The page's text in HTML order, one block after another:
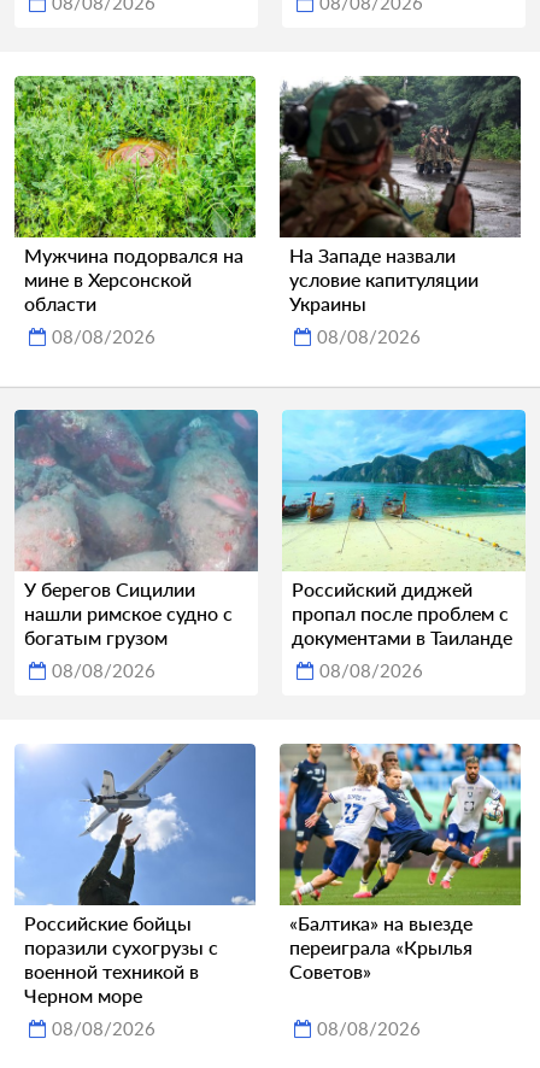
08/08/2026 08/08/2026
Мужчина подорвался на
мине в Херсонской
области
08/08/2026
На Западе назвали
условие капитуляции
Украины
08/08/2026
У берегов Сицилии
нашли римское судно с
богатым грузом
08/08/2026
Российский диджей
пропал после проблем с
документами в Таиланде
08/08/2026
Российские бойцы
поразили сухогрузы с
военной техникой в
Черном море
08/08/2026
«Балтика» на выезде
переиграла «Крылья
Советов»
08/08/2026